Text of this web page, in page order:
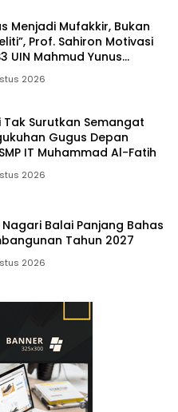
Menjadi Mufakkir, Bukan
Prof. Sahiron Motivasi
UIN Mahmud Yunus
2026
Tak Surutkan Semangat
Gugus Depan
IT Muhammad Al-Fatih
2026
Balai Panjang Bahas
Tahun 2027
2026